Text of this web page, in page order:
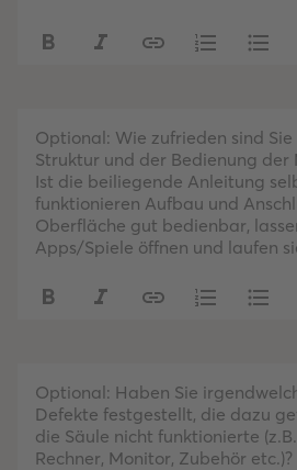
Optional: Wie zufrieden sind
Struktur und der Bedienung der
Ist die beiliegende Anleitung
funktionieren Aufbau und
Oberfläche gut bedienbar,
Apps/Spiele öffnen und laufen
Optional: Haben Sie
Defekte festgestellt, die dazu
die Säule nicht funktionierte
Rechner, Monitor, Zubehör etc.)?